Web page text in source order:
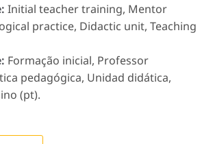
Initial teacher training, Mentor
practice, Didactic unit, Teaching
Formação inicial, Professor
pedagógica, Unidad didática,
(pt).